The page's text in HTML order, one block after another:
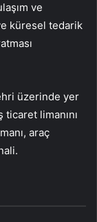
ve
küresel tedarik
üzerinde yer
ticaret limanını
araç